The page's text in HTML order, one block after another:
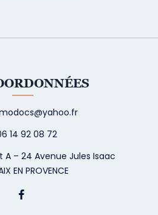
14 92 08 72
A – 24 Avenue Jules Isaac
EN PROVENCE